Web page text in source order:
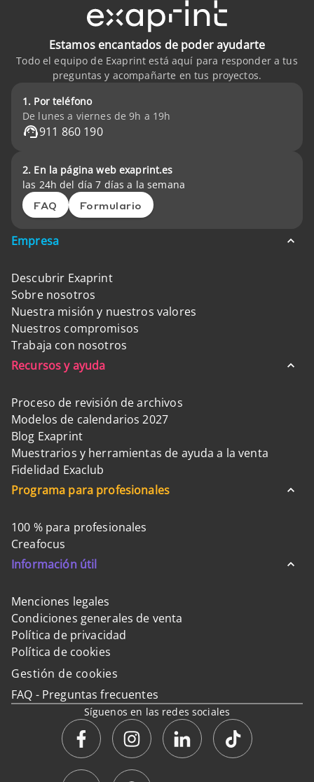
Estamos encantados de poder ayudarte
Todo el equipo de Exaprint está aquí para responder a tus
preguntas y acompañarte en tus proyectos.
1. Por teléfono
De lunes a viernes de 9h a 19h
911 860 190
2. En la página web exaprint.es
las 24h del día 7 días a la semana
FAQ Formulario
Empresa
Descubrir Exaprint
Sobre nosotros
Nuestra misión y nuestros valores
Nuestros compromisos
Trabaja con nosotros
Recursos y ayuda
Proceso de revisión de archivos
Modelos de calendarios 2027
Blog Exaprint
Muestrarios y herramientas de ayuda a la venta
Fidelidad Exaclub
Programa para profesionales
100 % para profesionales
Creafocus
Información útil
Menciones legales
Condiciones generales de venta
Política de privacidad
Política de cookies
Gestión de cookies
FAQ - Preguntas frecuentes
Síguenos en las redes sociales